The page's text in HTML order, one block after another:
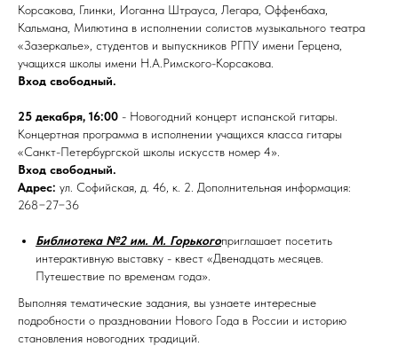
Корсакова, Глинки, Иоганна Штрауса, Легара, Оффенбаха,
Кальмана, Милютина в исполнении солистов музыкального театра
«Зазеркалье», студентов и выпускников РГПУ имени Герцена,
учащихся школы имени Н.А.Римского-Корсакова.
Вход свободный.
25 декабря, 16:00 - Новогодний концерт испанской гитары.
Концертная программа в исполнении учащихся класса гитары
«Санкт-Петербургской школы искусств номер 4».
Вход свободный.
Адрес: ул. Софийская, д. 46, к. 2. Дополнительная информация:
268−27−36
Библиотека №2 им. М. Горькогоприглашает посетить
интерактивную выставку - квест «Двенадцать месяцев.
Путешествие по временам года».
Выполняя тематические задания, вы узнаете интересные
подробности о праздновании Нового Года в России и историю
становления новогодних традиций.